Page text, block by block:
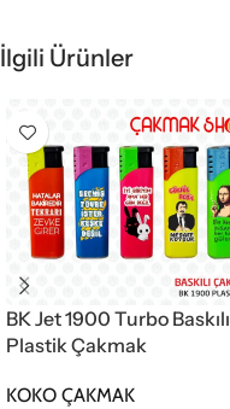
İlgili Ürünler
BK Jet 1900 Turbo Baskılı
Plastik Çakmak
KOKO ÇAKMAK